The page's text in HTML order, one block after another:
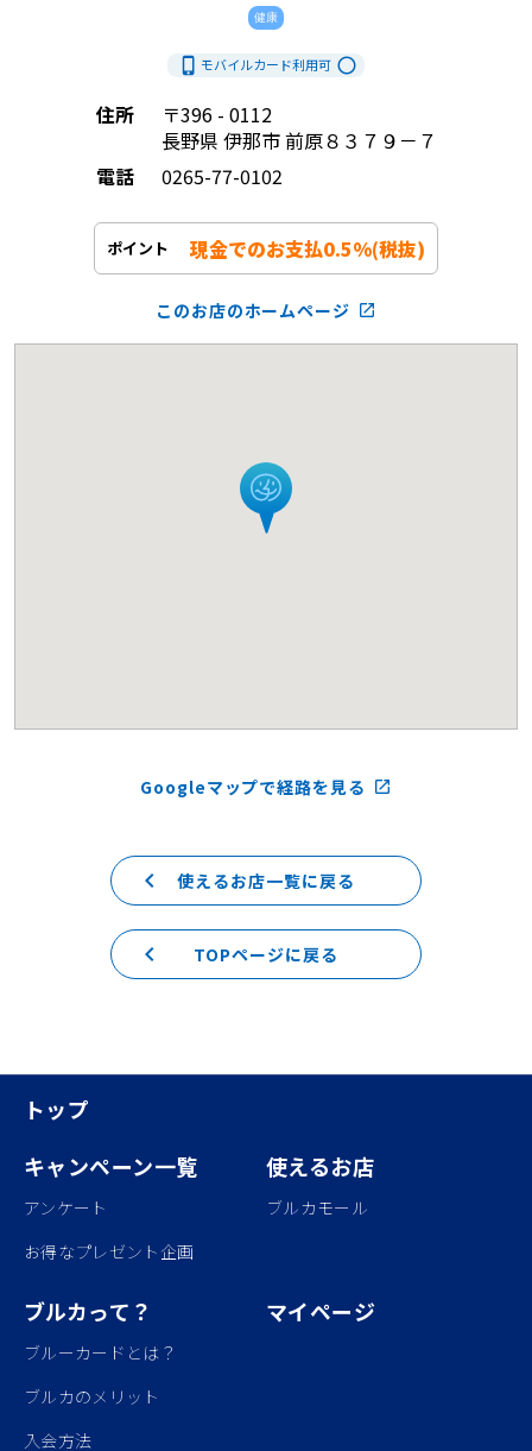
健康
phone_iphone モバイルカード利用可 radio_button_unchecked
住所
〒396 - 0112
長野県 伊那市 前原８３７９－７
電話
0265-77-0102
ポイント 現金でのお支払0.5%(税抜)
このお店のホームページ launch
Googleマップで経路を見る launch
使えるお店一覧に戻る
keyboard_arrow_left
TOPページに戻る
keyboard_arrow_left
トップ
キャンペーン一覧
アンケート
お得なプレゼント企画
使えるお店
ブルカモール
ブルカって？
ブルーカードとは？
ブルカのメリット
入会方法
マイページ